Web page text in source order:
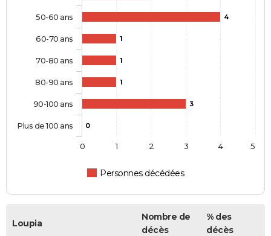
4
1
1
1
3
0
Personnes décédées
50-60 ans
60-70 ans
70-80 ans
80-90 ans
90-100 ans
Plus de 100 ans
0 1 2 3 4 5
Loupia
Nombre de
décès
% des
décès